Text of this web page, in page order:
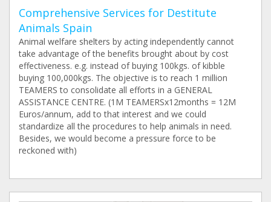
Comprehensive Services for Destitute
Animals Spain
Animal welfare shelters by acting independently cannot
take advantage of the benefits brought about by cost
effectiveness. e.g. instead of buying 100kgs. of kibble
buying 100,000kgs. The objective is to reach 1 million
TEAMERS to consolidate all efforts in a GENERAL
ASSISTANCE CENTRE. (1M TEAMERSx12months = 12M
Euros/annum, add to that interest and we could
standardize all the procedures to help animals in need.
Besides, we would become a pressure force to be
reckoned with)